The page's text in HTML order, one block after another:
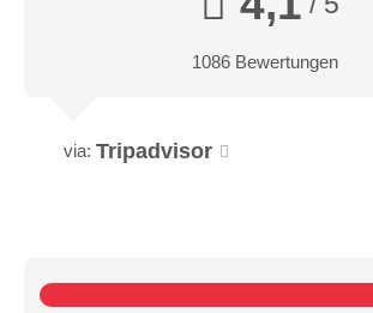
1086 Bewertungen
via: Tripadvisor